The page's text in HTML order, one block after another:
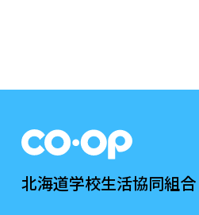
北海道学校生活協同組合